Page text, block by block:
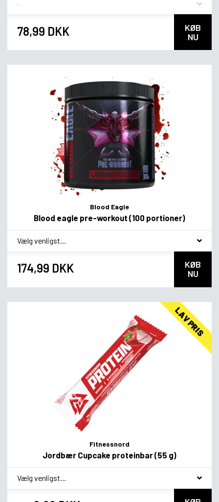
78,99 DKK
KØB
NU
Blood Eagle
Blood eagle pre-workout (100 portioner)
* Smagsvariant
174,99 DKK
KØB
NU
LAV PRIS
Fitnessnord
Jordbær Cupcake proteinbar (55 g)
* Smagsvariant